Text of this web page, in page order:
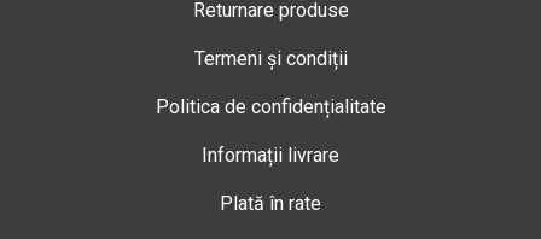
Returnare produse
Termeni și condiții
Politica de confidențialitate
Informații livrare
Plată în rate